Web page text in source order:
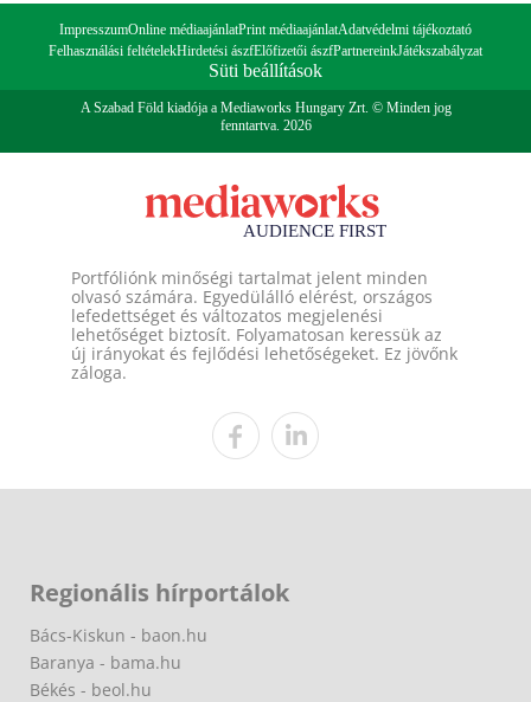
ImpresszumOnline médiaajánlatPrint médiaajánlatAdatvédelmi tájékoztató
Felhasználási feltételekHirdetési ászfElőfizetői ászfPartnereinkJátékszabályzat
Süti beállítások
A Szabad Föld kiadója a Mediaworks Hungary Zrt. © Minden jog
fenntartva. 2026
Portfóliónk minőségi tartalmat jelent minden
olvasó számára. Egyedülálló elérést, országos
lefedettséget és változatos megjelenési
lehetőséget biztosít. Folyamatosan keressük az
új irányokat és fejlődési lehetőségeket. Ez jövőnk
záloga.
Regionális hírportálok
Bács-Kiskun - baon.hu
Baranya - bama.hu
Békés - beol.hu